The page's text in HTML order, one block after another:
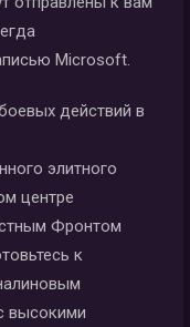
Microsoft.
действий в
элитного
центре
Фронтом
к
высокими